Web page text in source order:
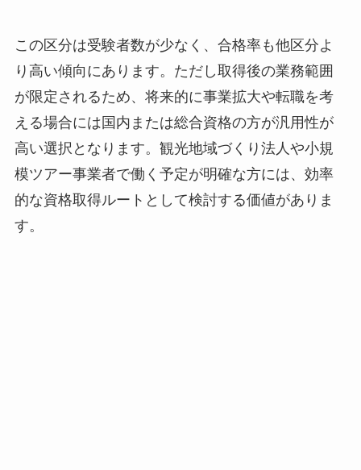
この区分は受験者数が少なく、合格率も他区分よ
り高い傾向にあります。ただし取得後の業務範囲
が限定されるため、将来的に事業拡大や転職を考
える場合には国内または総合資格の方が汎用性が
高い選択となります。観光地域づくり法人や小規
模ツアー事業者で働く予定が明確な方には、効率
的な資格取得ルートとして検討する価値がありま
す。